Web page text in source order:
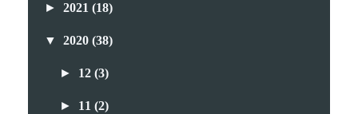
► 2021 (18)
▼ 2020 (38)
► 12(3)
► 11(2)